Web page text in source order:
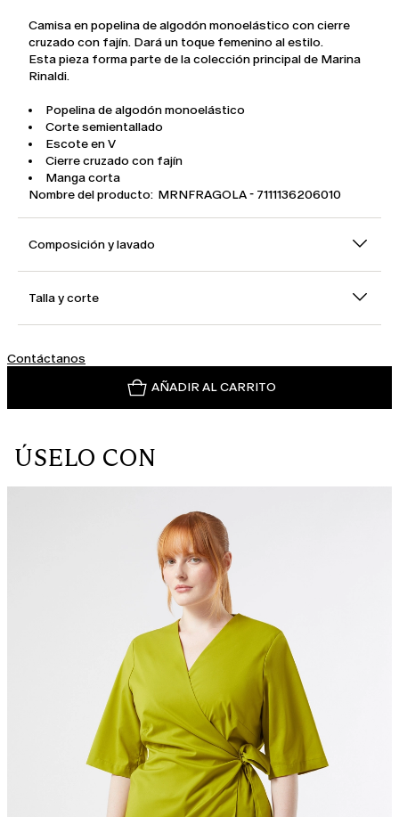
Camisa en popelina de algodón monoelástico con cierre
cruzado con fajín. Dará un toque femenino al estilo.
Esta pieza forma parte de la colección principal de Marina
Rinaldi.
Popelina de algodón monoelástico
Corte semientallado
Escote en V
Cierre cruzado con fajín
Manga corta
Nombre del producto: MRNFRAGOLA - 7111136206010
Composición y lavado
Talla y corte
Contáctanos
AÑADIR AL CARRITO
ÚSELO CON